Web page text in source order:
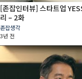
[존잡인터뷰] 스타트업
리 – 2화
존잡생각
3년 전